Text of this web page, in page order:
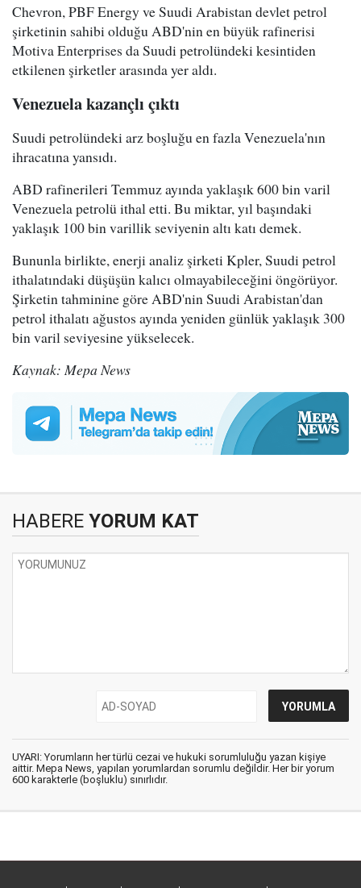
Chevron, PBF Energy ve Suudi Arabistan devlet petrol
şirketinin sahibi olduğu ABD'nin en büyük rafinerisi
Motiva Enterprises da Suudi petrolündeki kesintiden
etkilenen şirketler arasında yer aldı.
Venezuela kazançlı çıktı
Suudi petrolündeki arz boşluğu en fazla Venezuela'nın
ihracatına yansıdı.
ABD rafinerileri Temmuz ayında yaklaşık 600 bin varil
Venezuela petrolü ithal etti. Bu miktar, yıl başındaki
yaklaşık 100 bin varillik seviyenin altı katı demek.
Bununla birlikte, enerji analiz şirketi Kpler, Suudi petrol
ithalatındaki düşüşün kalıcı olmayabileceğini öngörüyor.
Şirketin tahminine göre ABD'nin Suudi Arabistan'dan
petrol ithalatı ağustos ayında yeniden günlük yaklaşık 300
bin varil seviyesine yükselecek.
Kaynak: Mepa News
HABERE YORUM KAT
UYARI: Yorumların her türlü cezai ve hukuki sorumluluğu yazan kişiye
aittir. Mepa News, yapılan yorumlardan sorumlu değildir. Her bir yorum
600 karakterle (boşluklu) sınırlıdır.